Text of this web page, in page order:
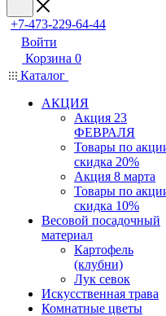
+7-473-229-64-44
Войти
Корзина 0
Каталог
АКЦИЯ
Акция 23
ФЕВРАЛЯ
Товары по
скидка 20%
Акция 8 марта
Товары по
скидка 10%
Весовой посадочный
материал
Картофель
(клубни)
Лук севок
Искусственная трава
Комнатные цветы